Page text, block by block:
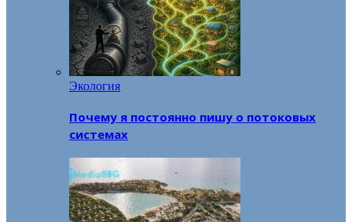
Экология
Почему я постоянно пишу о потоковых
системах